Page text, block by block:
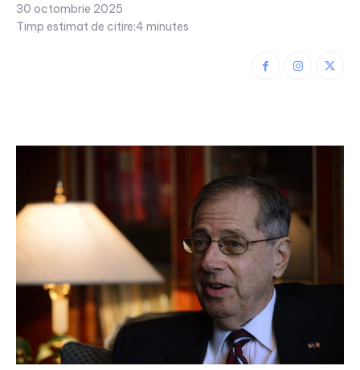
30 octombrie 2025
Timp estimat de citire:4 minutes